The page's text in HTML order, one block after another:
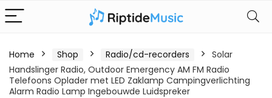
Home Shop Radio/cd-recorders
Solar
Handslinger Radio, Outdoor Emergency AM FM Radio
Telefoons Oplader met LED Zaklamp Campingverlichting
Alarm Radio Lamp Ingebouwde Luidspreker